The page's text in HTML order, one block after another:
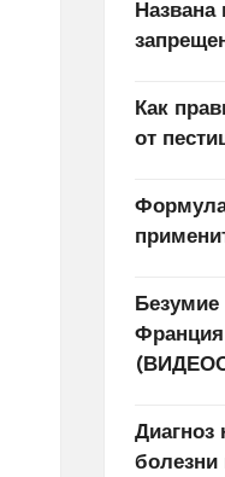
Как
от
Формула
Франция
Диагноз
болезни